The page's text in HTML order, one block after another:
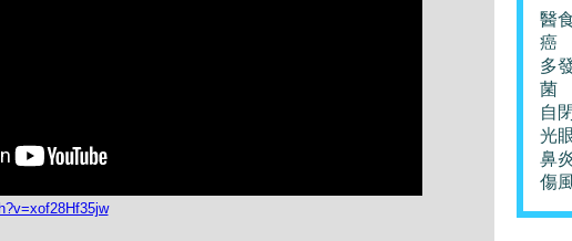
醫
癌
多
菌
自
光
鼻
傷